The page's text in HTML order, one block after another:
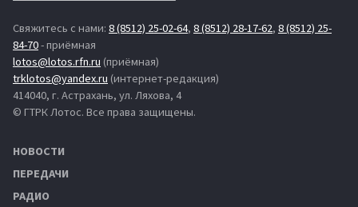
Свяжитесь с нами: 8 (8512) 25-02-64, 8 (8512) 28-17-62, 8 (8512) 25-
84-70- приёмная
lotos@lotos.rfn.ru (приёмная)
trklotos@yandex.ru (интернет-редакция)
414040, г. Астрахань, ул. Ляхова, 4
© ГТРК Лотос. Все права защищены.
НОВОСТИ
ПЕРЕДАЧИ
РАДИО